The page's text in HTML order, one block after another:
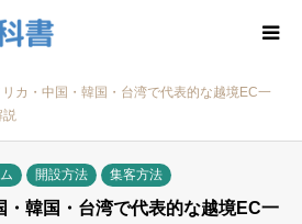
リカ・中国・韓国・台湾で代表的な越境EC一
説
開設方法 集客方法
・韓国・台湾で代表的な越境EC一